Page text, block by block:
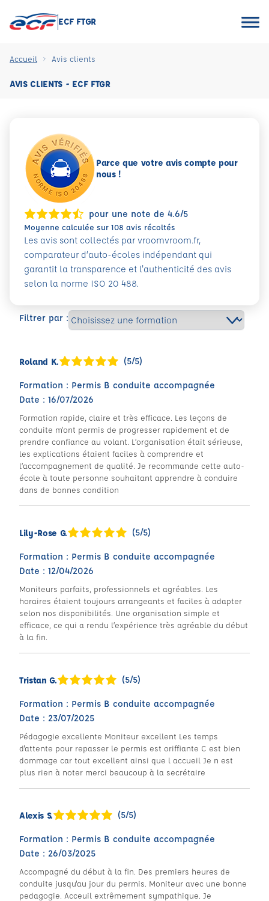
ECF FTGR
Accueil Avis clients
AVIS CLIENTS - ECF FTGR
Filtrer par :
Roland K. (5/5)
Formation : Permis B conduite accompagnée
Date : 16/07/2026
Formation rapide, claire et très efficace. Les leçons de
conduite m’ont permis de progresser rapidement et de
prendre confiance au volant. L’organisation était sérieuse,
les explications étaient faciles à comprendre et
l’accompagnement de qualité. Je recommande cette auto-
école à toute personne souhaitant apprendre à conduire
dans de bonnes condition
Lily-Rose G. (5/5)
Formation : Permis B conduite accompagnée
Date : 12/04/2026
Moniteurs parfaits, professionnels et agréables. Les
horaires étaient toujours arrangeants et faciles à adapter
selon nos disponibilités. Une organisation simple et
efficace, ce qui a rendu l’expérience très agréable du début
à la fin.
Tristan G. (5/5)
Formation : Permis B conduite accompagnée
Date : 23/07/2025
Pédagogie excellente Moniteur excellent Les temps
d'attente pour repasser le permis est oriffiante C est bien
dommage car tout excellent ainsi que l accueil Je n est
plus rien à noter merci beaucoup à la secrétaire
Alexis S. (5/5)
Formation : Permis B conduite accompagnée
Date : 26/03/2025
Accompagné du début à la fin. Des premiers heures de
conduite jusqu'au jour du permis. Moniteur avec une bonne
pedagogie. Acceuil extrêmement sympathique. Je
Parce que votre avis compte pour
nous !
pour une note de 4.6/5
Moyenne calculée sur 108 avis récoltés
Les avis sont collectés par vroomvroom.fr,
comparateur d’auto-écoles indépendant qui
garantit la transparence et l'authenticité des avis
selon la norme ISO 20 488.